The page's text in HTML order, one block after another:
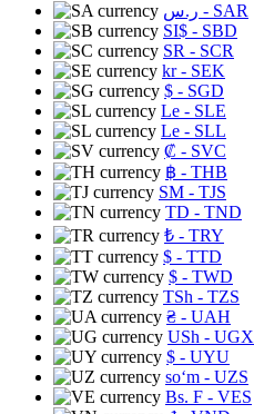
ر.س - SAR
SI$ - SBD
SR - SCR
kr- SEK
$ - SGD
Le - SLE
Le - SLL
₡ - SVC
฿ - THB
ЅМ - TJS
TD - TND
₺ - TRY
$ - TTD
$ - TWD
TSh - TZS
₴ - UAH
USh - UGX
$ - UYU
soʻm - UZS
Bs. F - VES